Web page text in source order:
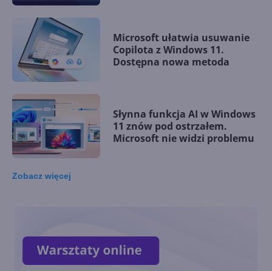
Microsoft ułatwia usuwanie
Copilota z Windows 11.
Dostępna nowa metoda
Słynna funkcja AI w Windows
11 znów pod ostrzałem.
Microsoft nie widzi problemu
Windows 11 staje się
Zobacz więcej